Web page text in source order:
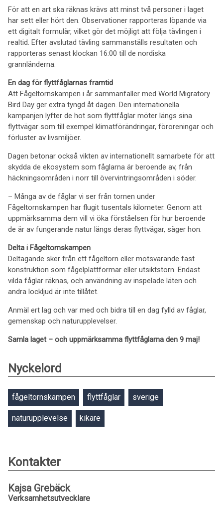
För att en art ska räknas krävs att minst två personer i laget
har sett eller hört den. Observationer rapporteras löpande via
ett digitalt formulär, vilket gör det möjligt att följa tävlingen i
realtid. Efter avslutad tävling sammanställs resultaten och
rapporteras senast klockan 16:00 till de nordiska
grannländerna.
En dag för flyttfåglarnas framtid
Att Fågeltornskampen i år sammanfaller med World Migratory
Bird Day ger extra tyngd åt dagen. Den internationella
kampanjen lyfter de hot som flyttfåglar möter längs sina
flyttvägar som till exempel klimatförändringar, föroreningar och
förluster av livsmiljöer.
Dagen betonar också vikten av internationellt samarbete för att
skydda de ekosystem som fåglarna är beroende av, från
häckningsområden i norr till övervintringsområden i söder.
– Många av de fåglar vi ser från tornen under
Fågeltornskampen har flugit tusentals kilometer. Genom att
uppmärksamma dem vill vi öka förståelsen för hur beroende
de är av fungerande natur längs deras flyttvägar, säger hon.
Delta i Fågeltornskampen
Deltagande sker från ett fågeltorn eller motsvarande fast
konstruktion som fågelplattformar eller utsiktstorn. Endast
vilda fåglar räknas, och användning av inspelade läten och
andra lockljud är inte tillåtet.
Anmäl ert lag och var med och bidra till en dag fylld av fåglar,
gemenskap och naturupplevelser.
Samla laget – och uppmärksamma flyttfåglarna den 9 maj!
Nyckelord
fågeltornskampen flyttfåglar sverige
naturupplevelse kikare
Kontakter
Kajsa Grebäck
Verksamhetsutvecklare